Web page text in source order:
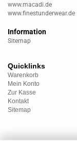
www.macadi.de
www.finestunderwear.de
Information
Sitemap
Quicklinks
Warenkorb
Mein Konto
Zur Kasse
Kontakt
Sitemap